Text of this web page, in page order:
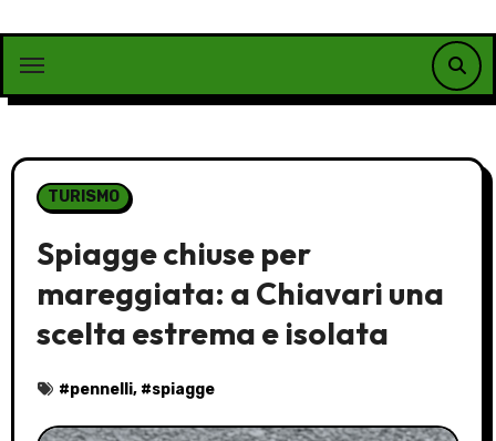
contenuto
TURISMO
Spiagge chiuse per
mareggiata: a Chiavari una
scelta estrema e isolata
#pennelli, #spiagge